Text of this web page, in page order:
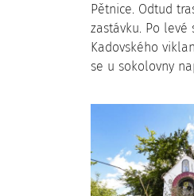
Pětnice. Odtud
zastávku. Po levé
Kadovského
se u sokolovny